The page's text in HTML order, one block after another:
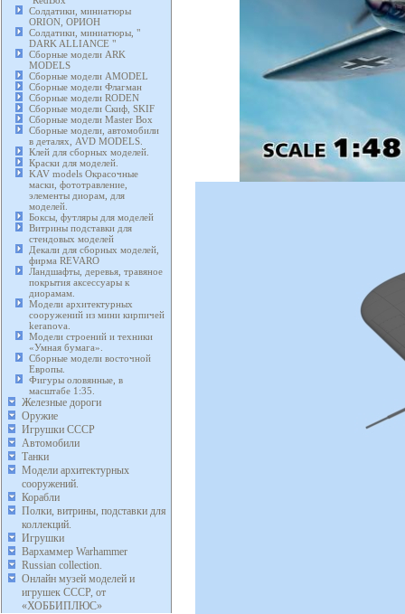
Солдатики, миниатюры
ORION, ОРИОН
Солдатики, миниатюры, "
DARK ALLIANCE "
Сборные модели ARK
MODELS
Сборные модели AMODEL
Сборные модели Флагман
Сборные модели RODEN
Сборные модели Скиф, SKIF
Сборные модели Master Box
Сборные модели, автомобили
в деталях, AVD MODELS.
Клей для сборных моделей.
Краски для моделей.
KAV models Окрасочные
маски, фототравление,
элементы диорам, для
моделей.
Боксы, футляры для моделей
Витрины подставки для
стендовых моделей
Декали для сборных моделей,
фирма REVARO
Ландшафты, деревья, травяное
покрытия аксессуары к
диорамам.
Модели архитектурных
сооружений из мини кирпичей
keranova.
Модели строений и техники
«Умная бумага».
Сборные модели восточной
Европы.
Фигуры оловянные, в
масштабе 1:35.
Железные дороги
Оружие
Игрушки СССР
Автомобили
Танки
Модели архитектурных
сооружений.
Корабли
Полки, витрины, подставки для
коллекций.
Игрушки
Вархаммер Warhammer
Russian collection.
Онлайн музей моделей и
игрушек СССР, от
«ХОББИПЛЮС»